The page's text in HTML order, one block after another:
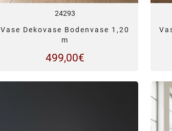
24293
Vase Dekovase Bodenvase 1,20
m
499,00€